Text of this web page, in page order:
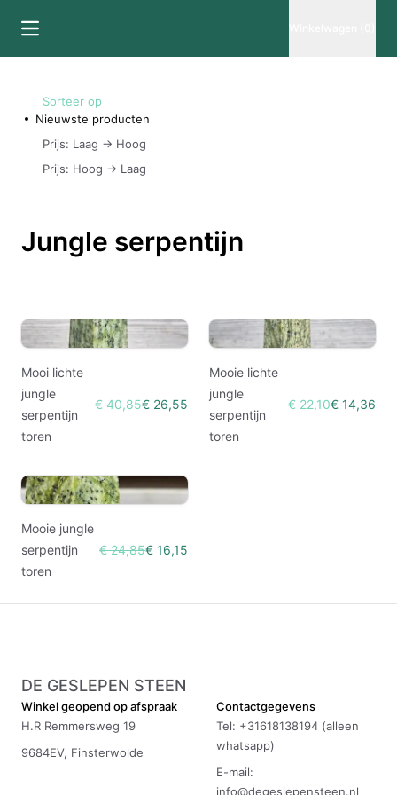
Sorteer op
Nieuwste producten
Prijs: Laag -> Hoog
Prijs: Hoog -> Laag
Jungle serpentijn
Mooi lichte
jungle
serpentijn
toren
€ 40,85€ 26,55
Mooie lichte
jungle
serpentijn
toren
€ 22,10€ 14,36
Mooie jungle
serpentijn
toren
€ 24,85€ 16,15
DE GESLEPEN STEEN
Winkel geopend op afspraak
H.R Remmersweg 19
9684EV, Finsterwolde
Contactgegevens
Tel: +31618138194 (alleen
whatsapp)
E-mail:
info@degeslepensteen.nl